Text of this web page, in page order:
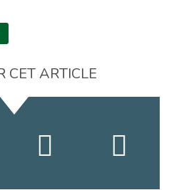
CET ARTICLE